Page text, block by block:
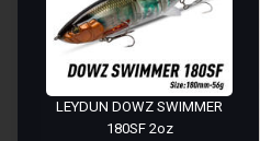
LEYDUN DOWZ SWIMMER
180SF 2oz